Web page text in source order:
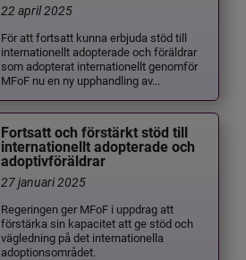
22 april 2025
För att fortsatt kunna erbjuda stöd till
internationellt adopterade och föräldrar
som adopterat internationellt genomför
MFoF nu en ny upphandling av...
Fortsatt och förstärkt stöd till
internationellt adopterade och
adoptivföräldrar
27 januari 2025
Regeringen ger MFoF i uppdrag att
förstärka sin kapacitet att ge stöd och
vägledning på det internationella
adoptionsområdet.